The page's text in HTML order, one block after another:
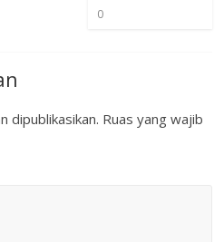
0
dipublikasikan. Ruas yang wajib